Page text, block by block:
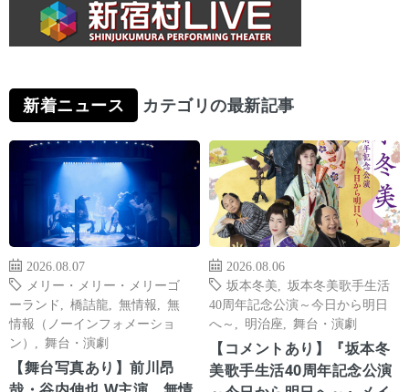
新着ニュース カテゴリの最新記事
2026.08.07
メリー・メリー・メリーゴ
ーランド
橋詰龍 無情報
無
情報（ノーインフォメーショ
ン）
舞台・演劇
【舞台写真あり】前川昂
2026.08.06
坂本冬美
坂本冬美歌手生活
40周年記念公演～今日から明日
へ～
明治座 舞台・演劇
【コメントあり】『坂本冬
美歌手生活40周年記念公演